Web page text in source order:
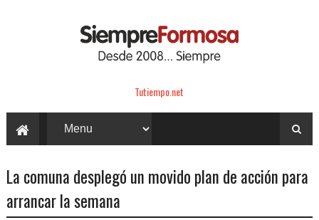
Tutiempo.net
La comuna desplegó un movido plan de acción para
arrancar la semana